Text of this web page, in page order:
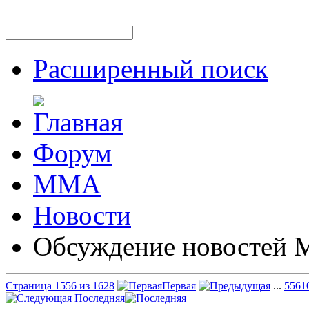
Расширенный поиск
Форум
ММА
Новости
Обсуждение
Страница 1556 из 1628 Первая ... 556
Последняя